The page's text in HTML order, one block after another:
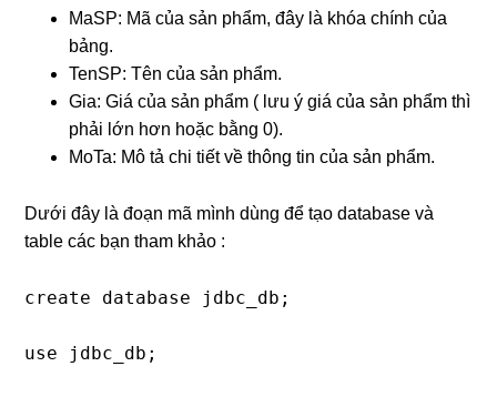
MaSP: Mã của sản phẩm, đây là khóa chính của
bảng.
TenSP: Tên của sản phẩm.
Gia: Giá của sản phẩm ( lưu ý giá của sản phẩm thì
phải lớn hơn hoặc bằng 0).
MoTa: Mô tả chi tiết về thông tin của sản phẩm.
Dưới đây là đoạn mã mình dùng để tạo database và
table các bạn tham khảo :
create database jdbc_db;
use jdbc_db;